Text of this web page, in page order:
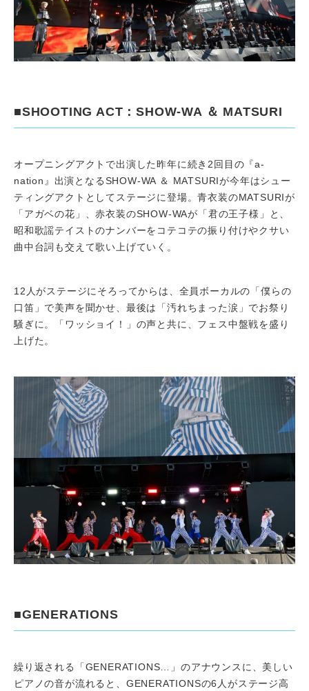
■SHOOTING ACT：SHOW-WA ＆ MATSURI
オープニングアクトで出演した昨年に続き2回目の『a-
nation』出演となるSHOW-WA ＆ MATSURIが今年はシュー
ティングアクトとしてステージに登場。青衣装のMATSURIが
「アガベの花」、赤衣装のSHOW-WAが「君の王子様」と、
昭和歌謡テイストのナンバーをコテコテの振り付けやクサい
曲中台詞も交えて歌い上げていく。
12人がステージにそろってからは、全員ボーカルの「僕らの
口笛」で美声を聞かせ、最後は「汚れちまった涙」でお祭り
騒ぎに。「ワッショイ！」の声と共に、フェス中盤戦を盛り
上げた。
■GENERATIONS
繰り返される「GENERATIONS…」のアナウンスに、美しい
ピアノの音が流れると、GENERATIONSの6人がステージ高